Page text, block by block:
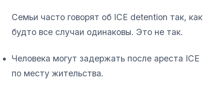
Семьи часто говорят об ICE detention так, как
будто все случаи одинаковы. Это не так.
Человека могут задержать после ареста ICE
по месту жительства.